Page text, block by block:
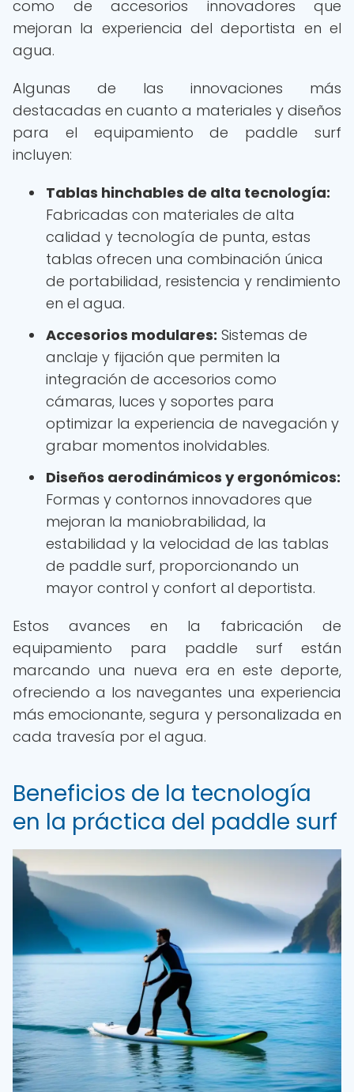
como de accesorios innovadores que
mejoran la experiencia del deportista en el
agua.
Algunas de las innovaciones más
destacadas en cuanto a materiales y diseños
para el equipamiento de paddle surf
incluyen:
Tablas hinchables de alta tecnología:
Fabricadas con materiales de alta
calidad y tecnología de punta, estas
tablas ofrecen una combinación única
de portabilidad, resistencia y rendimiento
en el agua.
Accesorios modulares: Sistemas de
anclaje y fijación que permiten la
integración de accesorios como
cámaras, luces y soportes para
optimizar la experiencia de navegación y
grabar momentos inolvidables.
Diseños aerodinámicos y ergonómicos:
Formas y contornos innovadores que
mejoran la maniobrabilidad, la
estabilidad y la velocidad de las tablas
de paddle surf, proporcionando un
mayor control y confort al deportista.
Estos avances en la fabricación de
equipamiento para paddle surf están
marcando una nueva era en este deporte,
ofreciendo a los navegantes una experiencia
más emocionante, segura y personalizada en
cada travesía por el agua.
Beneficios de la tecnología
en la práctica del paddle surf